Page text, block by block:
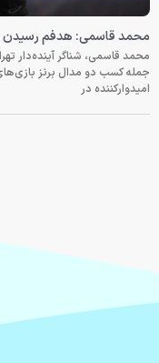
محمد قاسمی: هدفم رسیدن به فینال ۴۰۰ متر بازی‌های
محمد قاسمی، شناگر آینده‌دار
جمله کسب دو مدال برنز
امیدوارکننده در